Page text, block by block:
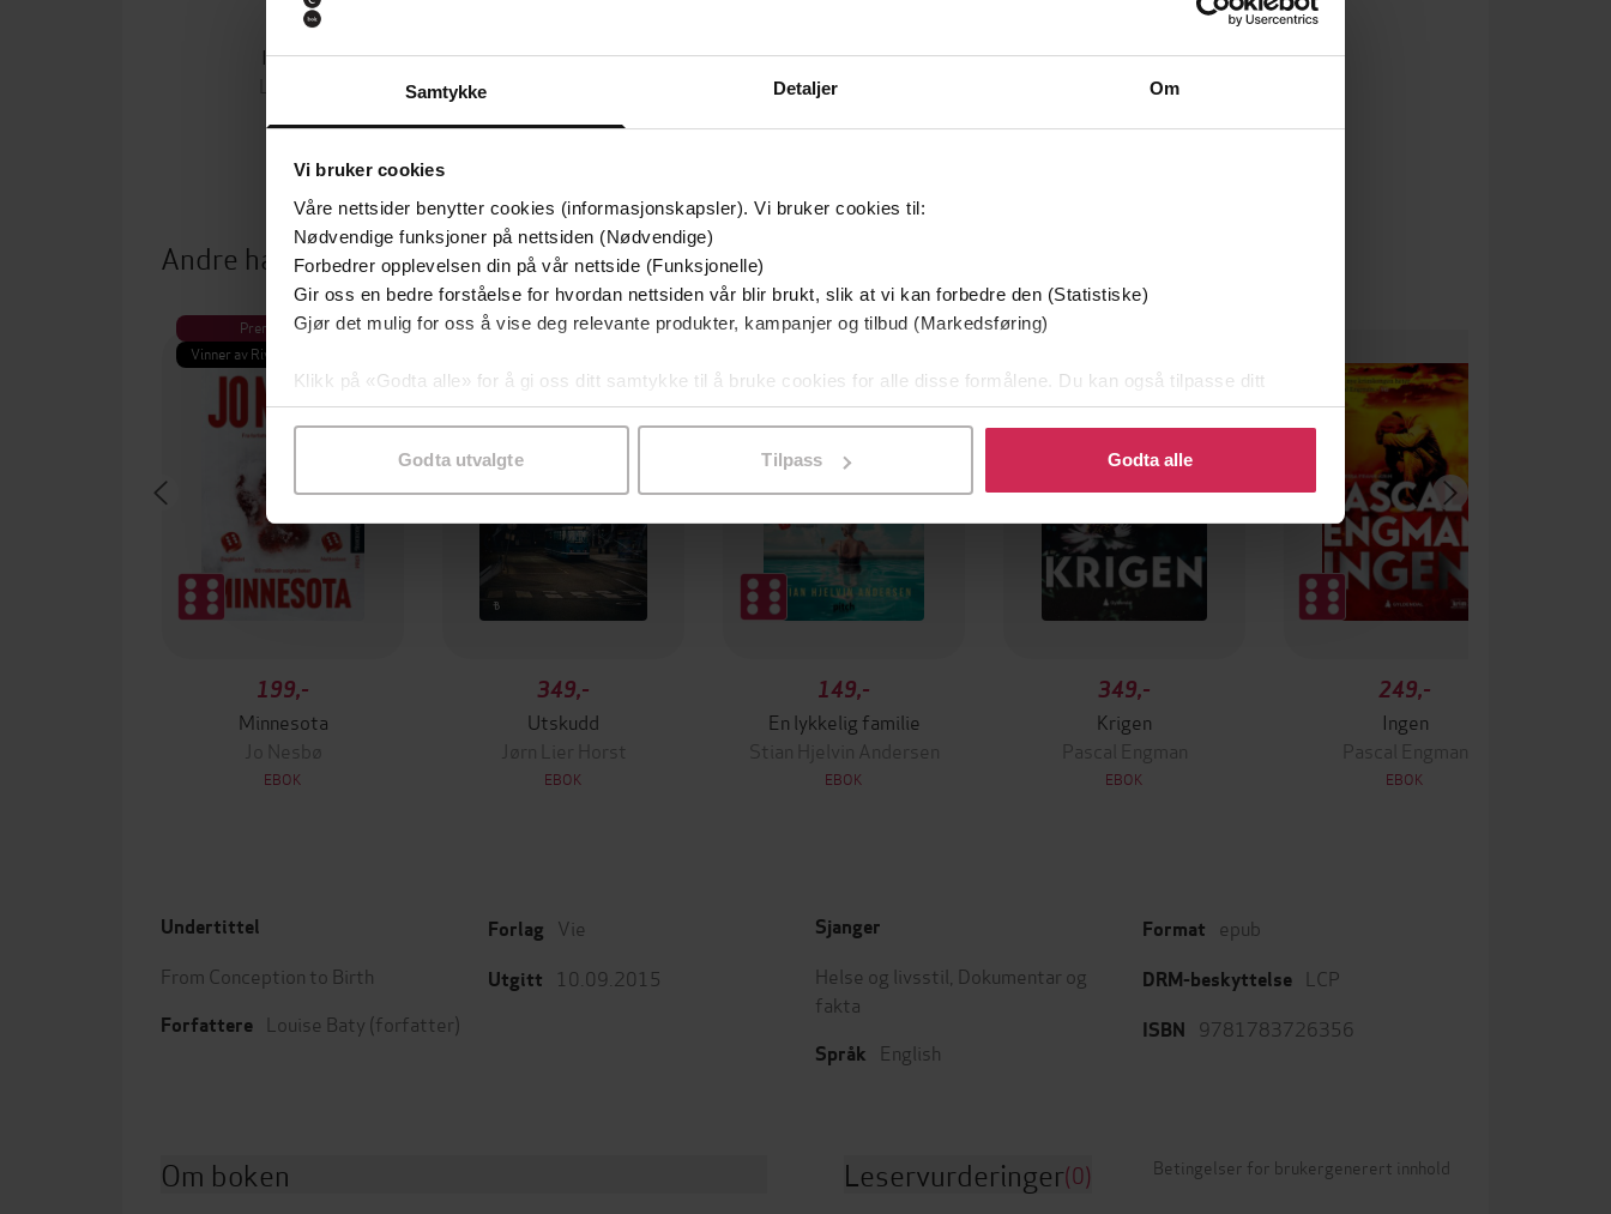
Samtykke Detaljer Om
Vi bruker cookies
Våre nettsider benytter cookies (informasjonskapsler). Vi bruker cookies til:
Nødvendige funksjoner på nettsiden (Nødvendige)
Forbedrer opplevelsen din på vår nettside (Funksjonelle)
Gir oss en bedre forståelse for hvordan nettsiden vår blir brukt, slik at vi kan forbedre den (Statistiske)
Gjør det mulig for oss å vise deg relevante produkter, kampanjer og tilbud (Markedsføring)
Klikk på «Godta alle» for å gi oss ditt samtykke til å bruke cookies for alle disse formålene. Du kan også tilpasse ditt
samtykke til spesifikke formål ved å klikke på «Tilpass». Du kan når som helst trekke tilbake eller endre ditt samtykke.
Godta utvalgte Tilpass Godta alle
130,-
In My Head
Help Your Child Manage Their Moods
Top Tips for New Grandparents
Andre har også kjøpt
Premium
Vinner av Rivertonprisen
199,-
Minnesota
Jo Nesbø
EBOK
Premium
349,-
Utskudd
Jørn Lier Horst
EBOK
Premium
149,-
En lykkelig familie
Stian Hjelvin Andersen
EBOK
349,-
Krigen
Pascal Engman
EBOK
249,-
Ingen
Pascal Engman
EBOK
Undertittel
From Conception to Birth
Forfattere Louise Baty (forfatter)
Forlag Vie
Utgitt 10.09.2015
Sjanger
Helse og livsstil
Dokumentar og
fakta
Språk English
Format epub
DRM-beskyttelse LCP
ISBN 9781783726356
Om boken Leservurderinger(0) Betingelser for brukergenerert innhold